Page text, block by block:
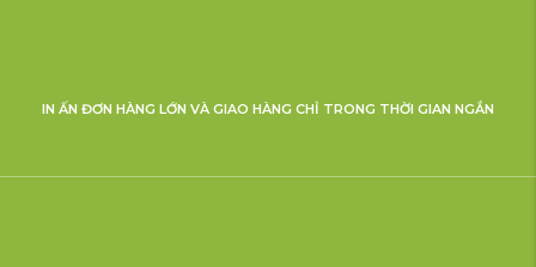
IN ẤN ĐƠN HÀNG LỚN VÀ GIAO HÀNG CHỈ TRONG THỜI GIAN NGẮN